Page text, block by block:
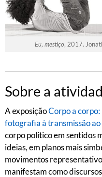
Eu, mestiço, 2017.
Sobre a
A exposiçãoCorpo a corpo:
fotografia à transmissão
corpo político em sentidos
ideias, em planos mais
movimentos
manifestam como